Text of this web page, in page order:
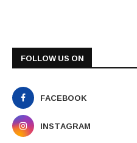
FOLLOW US ON
FACEBOOK
INSTAGRAM